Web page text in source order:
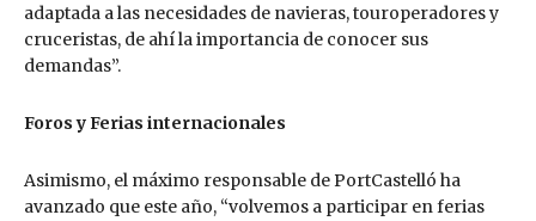
adaptada a las necesidades de navieras, touroperadores y
cruceristas, de ahí la importancia de conocer sus
demandas”.
Foros y Ferias internacionales
Asimismo, el máximo responsable de PortCastelló ha
avanzado que este año, “volvemos a participar en ferias